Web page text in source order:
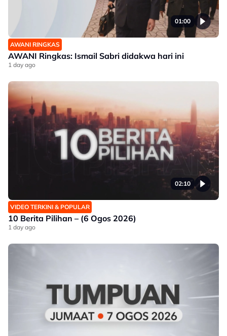
01:00
AWANI RINGKAS
AWANI Ringkas: Ismail Sabri didakwa hari ini
1 day ago
02:10
VIDEO TERKINI & POPULAR
10 Berita Pilihan – (6 Ogos 2026)
1 day ago